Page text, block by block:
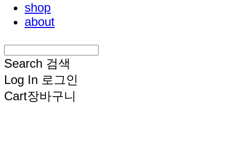
shop
about
Search 검색
Log In 로그인
Cart장바구니